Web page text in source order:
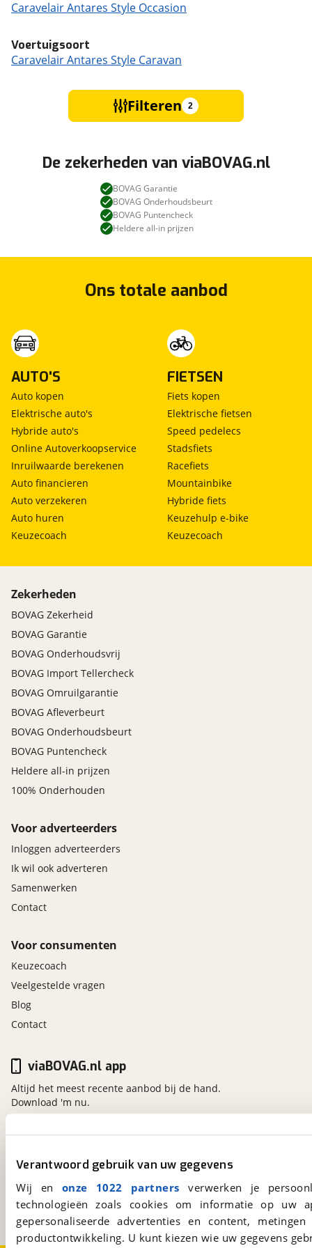
Verantwoord gebruik van uw gegevens
Wij en onze 1022 partners verwerken je
technologieën zoals cookies om informatie op
gepersonaliseerde advertenties en content,
productontwikkeling. U kunt kiezen wie uw gegevens
Caravelair Antares Style Occasion
Voertuigsoort
Caravelair Antares Style Caravan
Filteren 2
De zekerheden van viaBOVAG.nl
BOVAG Garantie
BOVAG Onderhoudsbeurt
BOVAG Puntencheck
Heldere all-in prijzen
Ons totale aanbod
AUTO'S
Auto kopen
Elektrische auto's
Hybride auto's
Online Autoverkoopservice
Inruilwaarde berekenen
Auto financieren
Auto verzekeren
Auto huren
Keuzecoach
FIETSEN
Fiets kopen
Elektrische fietsen
Speed pedelecs
Stadsfiets
Racefiets
Mountainbike
Hybride fiets
Keuzehulp e-bike
Keuzecoach
Zekerheden
BOVAG Zekerheid
BOVAG Garantie
BOVAG Onderhoudsvrij
BOVAG Import Tellercheck
BOVAG Omruilgarantie
BOVAG Afleverbeurt
BOVAG Onderhoudsbeurt
BOVAG Puntencheck
Heldere all-in prijzen
100% Onderhouden
Voor adverteerders
Inloggen adverteerders
Ik wil ook adverteren
Samenwerken
Contact
Voor consumenten
Keuzecoach
Veelgestelde vragen
Blog
Contact
viaBOVAG.nl
Kosterijland
3981 AJ
Bunnik
Een initiatief van
BOVAG
viaBOVAG.nl app
Altijd het meest recente aanbod bij de hand.
Download 'm nu.